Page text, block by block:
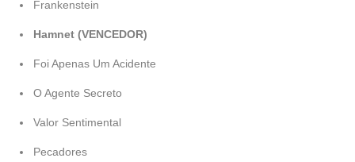
Frankenstein
Hamnet (VENCEDOR)
Foi Apenas Um Acidente
O Agente Secreto
Valor Sentimental
Pecadores